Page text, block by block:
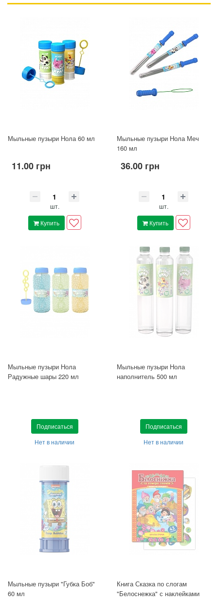
Мыльные пузыри Нола 60 мл
11.00 грн
шт.
Купить
Мыльные пузыри Нола Меч
160 мл
36.00 грн
шт.
Купить
Мыльные пузыри Нола
Радужные шары 220 мл
Подписаться
Нет в наличии
Мыльные пузыри Нола
наполнитель 500 мл
Подписаться
Нет в наличии
Мыльные пузыри "Губка Боб"
60 мл
Книга Сказка по слогам
"Белоснежка" с наклейками